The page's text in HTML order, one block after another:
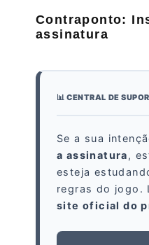
Contraponto:
assinatura
📊 CENTRAL DE
Se a sua
a assinatura,
esteja
regras do jogo.
site oficial do